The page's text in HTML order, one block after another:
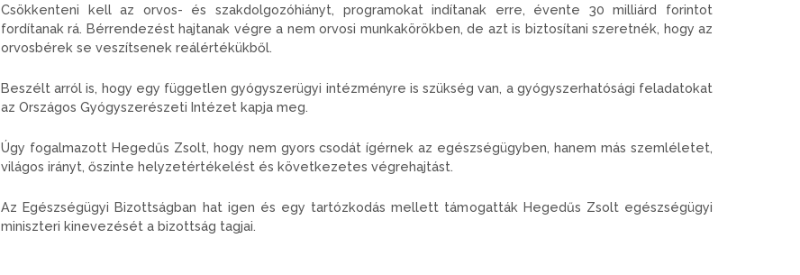
Csökkenteni kell az orvos- és szakdolgozóhiányt, programokat indítanak erre, évente 30 milliárd forintot
fordítanak rá. Bérrendezést hajtanak végre a nem orvosi munkakörökben, de azt is biztosítani szeretnék, hogy az
orvosbérek se veszítsenek reálértékükből.
Beszélt arról is, hogy egy független gyógyszerügyi intézményre is szükség van, a gyógyszerhatósági feladatokat
az Országos Gyógyszerészeti Intézet kapja meg.
Úgy fogalmazott Hegedűs Zsolt, hogy nem gyors csodát ígérnek az egészségügyben, hanem más szemléletet,
világos irányt, őszinte helyzetértékelést és következetes végrehajtást.
Az Egészségügyi Bizottságban hat igen és egy tartózkodás mellett támogatták Hegedűs Zsolt egészségügyi
miniszteri kinevezését a bizottság tagjai.